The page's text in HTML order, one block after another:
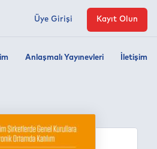
Anlaşmalı Yayınevleri İletişim
Üye Girişi Kayıt Olun